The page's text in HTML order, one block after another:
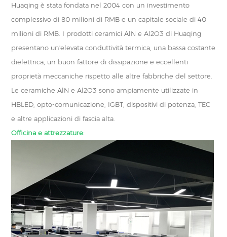
Huaqing è stata fondata nel 2004 con un investimento
complessivo di 80 milioni di RMB e un capitale sociale di 40
milioni di RMB. I prodotti ceramici AlN e Al2O3 di Huaqing
presentano un'elevata conduttività termica, una bassa costante
dielettrica, un buon fattore di dissipazione e eccellenti
proprietà meccaniche rispetto alle altre fabbriche del settore.
Le ceramiche AlN e Al2O3 sono ampiamente utilizzate in
HBLED, opto-comunicazione, IGBT, dispositivi di potenza, TEC
e altre applicazioni di fascia alta.
Officina e attrezzature: